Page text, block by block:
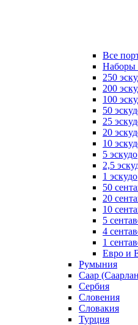
Все
Наборы
250
200
100
50
25
20
10
5 эскудо
2,5
1 эскудо
50
20
10
5
4
1
Евро и
Румыния
Саар
Сербия
Словения
Словакия
Турция